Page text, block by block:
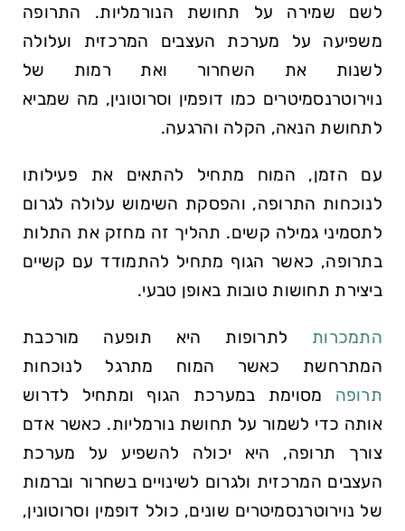
לשם שמירה על תחושת הנורמליות. התרופה
משפיעה על מערכת העצבים המרכזית ועלולה
לשנות את השחרור ואת רמות של
נוירוטרנסמיטרים כמו דופמין וסרוטונין, מה שמביא
לתחושת הנאה, הקלה והרגעה.
עם הזמן, המוח מתחיל להתאים את פעילותו
לנוכחות התרופה, והפסקת השימוש עלולה לגרום
לתסמיני גמילה קשים. תהליך זה מחזק את התלות
בתרופה, כאשר הגוף מתחיל להתמודד עם קשיים
ביצירת תחושות טובות באופן טבעי.
התמכרות לתרופות היא תופעה מורכבת
המתרחשת כאשר המוח מתרגל לנוכחות
תרופה מסוימת במערכת הגוף ומתחיל לדרוש
אותה כדי לשמור על תחושת נורמליות. כאשר אדם
צורך תרופה, היא יכולה להשפיע על מערכת
העצבים המרכזית ולגרום לשינויים בשחרור וברמות
של נוירוטרנסמיטרים שונים, כולל דופמין וסרוטונין,